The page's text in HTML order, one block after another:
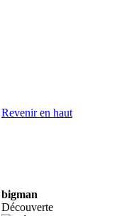
Revenir en haut
bigman
Découverte